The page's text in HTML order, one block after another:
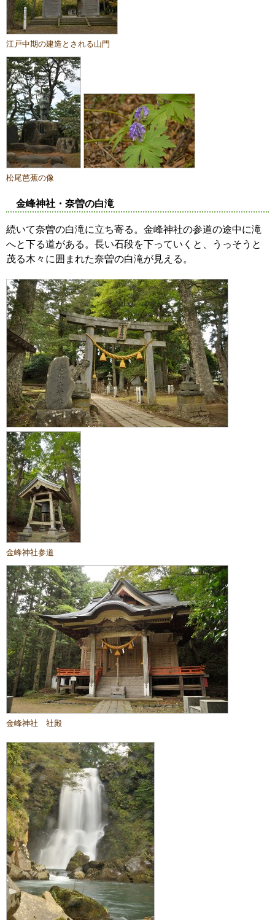
江戸中期の建造とされる山門
松尾芭蕉の像
金峰神社・奈曽の白滝
続いて奈曽の白滝に立ち寄る。金峰神社の参道の途中に滝
へと下る道がある。長い石段を下っていくと、うっそうと
茂る木々に囲まれた奈曽の白滝が見える。
金峰神社参道
金峰神社 社殿